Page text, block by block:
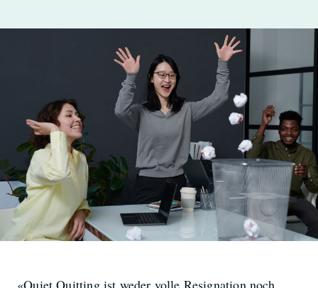
«Quiet Quitting ist weder volle Resignation noch